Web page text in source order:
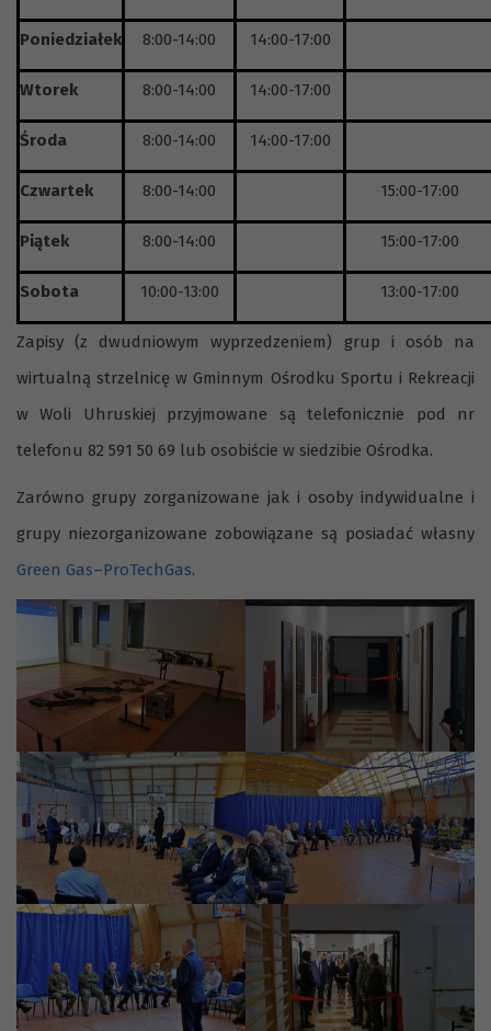
Poniedziałek 8:00-14:00 14:00-17:00
Wtorek 8:00-14:00 14:00-17:00
Środa 8:00-14:00 14:00-17:00
Czwartek 8:00-14:00 15:00-17:00
Piątek 8:00-14:00 15:00-17:00
Sobota 10:00-13:00 13:00-17:00
Zapisy (z dwudniowym wyprzedzeniem) grup i osób na
wirtualną strzelnicę w Gminnym Ośrodku Sportu i Rekreacji
w Woli Uhruskiej przyjmowane są telefonicznie pod nr
telefonu 82 591 50 69 lub osobiście w siedzibie Ośrodka.
Zarówno grupy zorganizowane jak i osoby indywidualne i
grupy niezorganizowane zobowiązane są posiadać własny
Green Gas–ProTechGas.